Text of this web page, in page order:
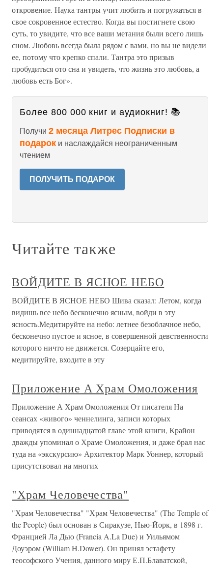
откровение. Наука тантры учит любить и погружаться в
свое сокровенное естество. Когда вы постигнете свою
суть, то увидите, что все ваши метания были всего лишь
сном. Любовь всегда была рядом с вами, но вы не видели
ее, потому что крепко спали. Тантра это призыв
пробудиться ото сна и увидеть, что жизнь это любовь, а
любовь есть Бог».
Более 800 000 книг и аудиокниг! 📚
Получи 2 месяца Литрес Подписки в
подарок и наслаждайся неограниченным
чтением
ПОЛУЧИТЬ ПОДАРОК
Читайте также
ВОЙДИТЕ В ЯСНОЕ НЕБО
ВОЙДИТЕ В ЯСНОЕ НЕБО Шива сказал: Летом, когда
видишь все небо бесконечно ясным, войди в эту
ясность.Медитируйте на небо: летнее безоблачное небо,
бесконечно пустое и ясное, в совершенной девственности
которого ничто не движется. Созерцайте его,
медитируйте, входите в эту
Приложение А Храм Омоложения
Приложение А Храм Омоложения От писателя На
сеансах «живого» ченнелинга, записи которых
приводятся в одиннадцатой главе этой книги, Крайон
дважды упоминал о Храме Омоложения, и даже брал нас
туда на «экскурсию» Архитектор Марк Уоннер, который
присутствовал на многих
"Храм Человечества"
"Храм Человечества" "Храм Человечества" (The Temple of
the People) был основан в Сиракузе, Нью-Йорк, в 1898 г.
Францией Ла Дью (Francia A.La Due) и Уильямом
Доуэром (William H.Dower). Он принял эстафету
теософского Учения, данного миру Е.П.Блаватской,